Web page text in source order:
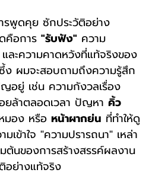
รพูดคุย ซักประวัติอย่าง
คือการ "รับฟัง" ความ
ละความคาดหวังที่แท้จริงของ
ง ผมจะสอบถามถึงความรู้สึก
อยู่ เช่น ความกังวลเรื่อง
ยล้าตลอดเวลา ปัญหา คิ้ว
มอง หรือ หน้าผากย่น ที่ทำให้ดู
เข้าใจ "ความปรารถนา" เหล่า
ต้นของการสร้างสรรค์ผลงาน
อย่างแท้จริง